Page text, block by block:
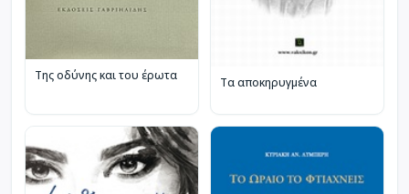
Της οδύνης και του έρωτα Τα αποκηρυγμένα